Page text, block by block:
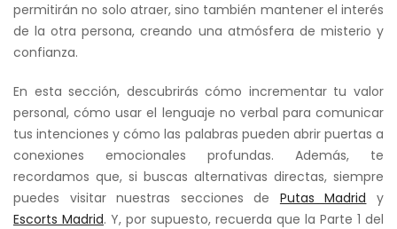
permitirán no solo atraer, sino también mantener el interés
de la otra persona, creando una atmósfera de misterio y
confianza.
En esta sección, descubrirás cómo incrementar tu valor
personal, cómo usar el lenguaje no verbal para comunicar
tus intenciones y cómo las palabras pueden abrir puertas a
conexiones emocionales profundas. Además, te
recordamos que, si buscas alternativas directas, siempre
puedes visitar nuestras secciones de Putas Madrid y
Escorts Madrid. Y, por supuesto, recuerda que la Parte 1 del